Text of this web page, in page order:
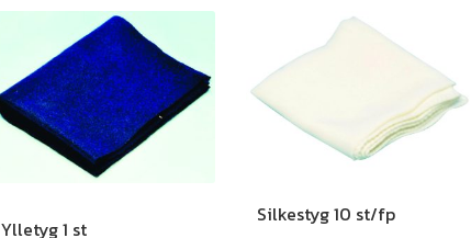
Ylletyg 1 st
Silkestyg 10 st/fp